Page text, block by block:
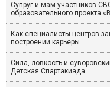
Супруг и мам участников
образовательного проекта
Как специалисты центров
построении карьеры
Сила, ловкость и
Детская Спартакиада